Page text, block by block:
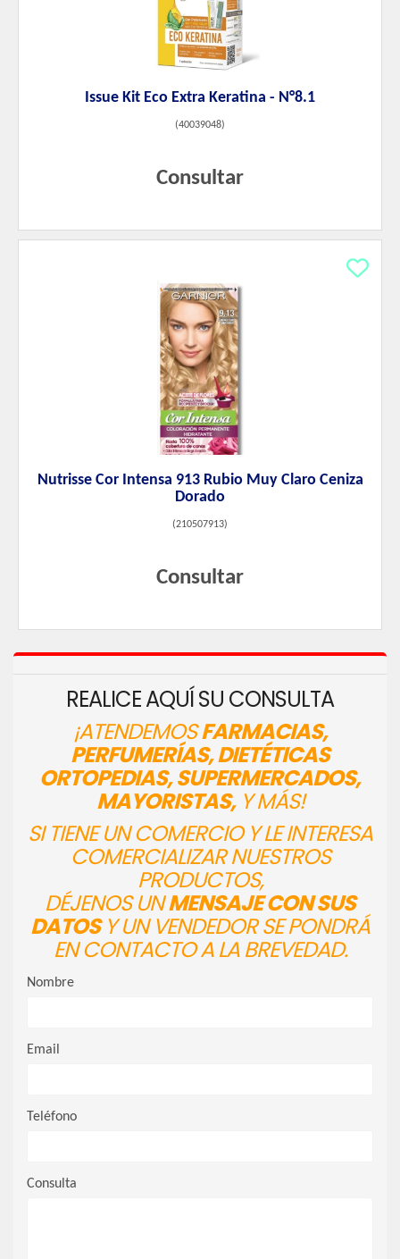
Issue Kit Eco Extra Keratina - N°8.1
(40039048)
Consultar
Nutrisse Cor Intensa 913 Rubio Muy Claro Ceniza
Dorado
(210507913)
Consultar
REALICE AQUÍ SU CONSULTA
¡ATENDEMOSFARMACIAS,
PERFUMERÍAS, DIETÉTICAS
ORTOPEDIAS, SUPERMERCADOS,
MAYORISTAS,Y MÁS!
SI TIENE UN COMERCIO Y LE INTERESA
COMERCIALIZAR NUESTROS
PRODUCTOS,
DÉJENOS UNMENSAJE CON SUS
DATOSY UN VENDEDOR SE PONDRÁ
EN CONTACTO A LA BREVEDAD.
Nombre
Email
Teléfono
Consulta